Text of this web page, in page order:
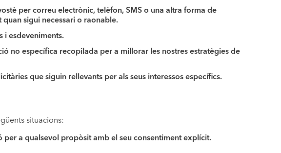
per correu electrònic, telèfon, SMS o una altra forma de
sigui necessari o raonable.
i esdeveniments.
no específica recopilada per a millorar les nostres estratègies de
que siguin rellevants per als seus interessos específics.
situacions:
a qualsevol propòsit amb el seu consentiment explícit.